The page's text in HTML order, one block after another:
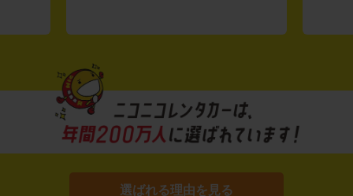
選ばれる理由を見る